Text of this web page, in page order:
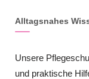
Alltagsnahes
Unsere
und praktische